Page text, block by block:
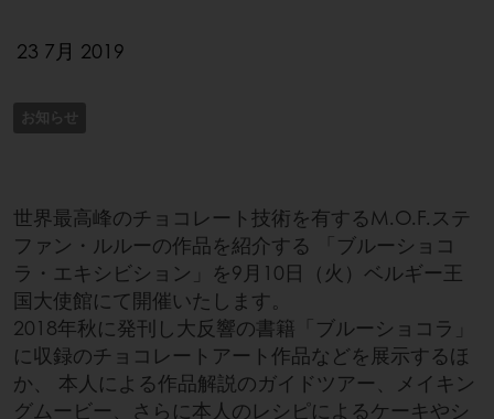
23 7月 2019
お知らせ
世界最高峰のチョコレート技術を有するM.O.F.ステ
ファン・ルルーの作品を紹介する 「ブルーショコ
ラ・エキシビション」を9月10日（火）ベルギー王
国大使館にて開催いたします。
2018年秋に発刊し大反響の書籍「ブルーショコラ」
に収録のチョコレートアート作品などを展示するほ
か、 本人による作品解説のガイドツアー、メイキン
グムービー、さらに本人のレシピによるケーキやシ